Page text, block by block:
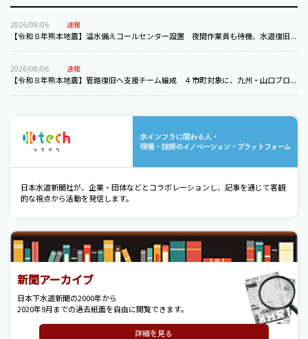
2026/08/06 速報
【令和８年熊本地震】溢水備えコールセンター設置 夜間作業員も待機、水道復旧...
2026/08/06 速報
【令和８年熊本地震】管路復旧へ支援チーム編成 ４市町対象に、九州・山口ブロ...
日本水道新聞社が、企業・団体などとコラボレーションし、記事を通じて客観
的な視点から活動を発信します。
新聞アーカイブ
日本下水道新聞の2000年から
2020年9月までの過去紙面を自由に閲覧できます。
詳細を見る